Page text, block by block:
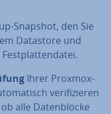
Snapshot, den Sie
Datastore und
Ihrer Proxmox-
ve­ri­fi­zie­ren
alle Da­ten­blö­cke